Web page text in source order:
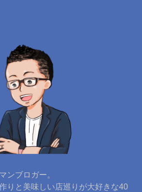
ンブロガー。
りと美味しい店巡りが大好きな40